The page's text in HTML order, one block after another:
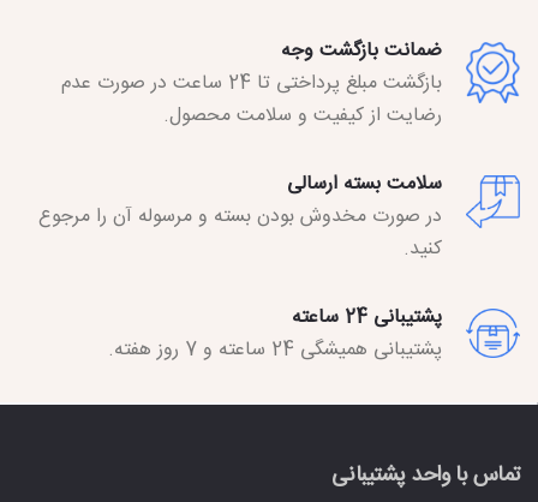
ضمانت بازگشت وجه
بازگشت مبلغ پرداختی تا 24 ساعت در صورت عدم
رضایت از کیفیت و سلامت محصول.
سلامت بسته ارسالی
در صورت مخدوش بودن بسته و مرسوله آن را مرجوع
کنید.
پشتیبانی 24 ساعته
پشتیبانی همیشگی 24 ساعته و 7 روز هفته.
تماس با واحد پشتیبانی